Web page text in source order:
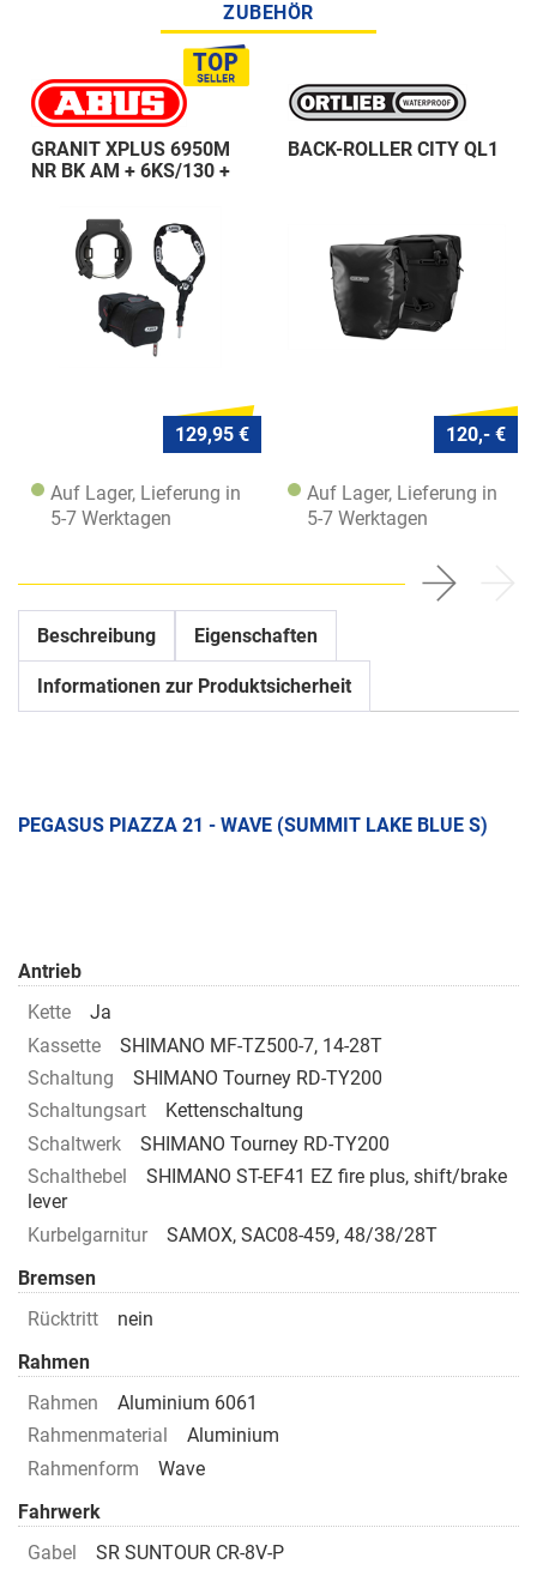
ZUBEHÖR
GRANIT XPLUS 6950M
NR BK AM + 6KS/130 +
129,95 €
Auf Lager, Lieferung in
5-7 Werktagen
BACK-ROLLER CITY QL1
120,- €
Auf Lager, Lieferung in
5-7 Werktagen
Beschreibung Eigenschaften
Informationen zur Produktsicherheit
PEGASUS PIAZZA 21 - WAVE (SUMMIT LAKE BLUE S)
Antrieb
Kette
Ja
Kassette
SHIMANO MF-TZ500-7, 14-28T
Schaltung
SHIMANO Tourney RD-TY200
Schaltungsart
Kettenschaltung
Schaltwerk
SHIMANO Tourney RD-TY200
Schalthebel
SHIMANO ST-EF41 EZ fire plus, shift/brake
lever
Kurbelgarnitur
SAMOX, SAC08-459, 48/38/28T
Bremsen
Rücktritt
nein
Rahmen
Rahmen
Aluminium 6061
Rahmenmaterial
Aluminium
Rahmenform
Wave
Fahrwerk
Gabel
SR SUNTOUR CR-8V-P